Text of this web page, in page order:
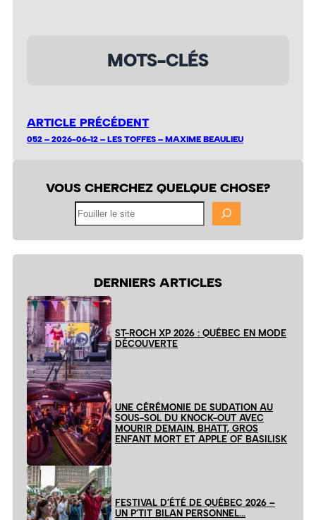
MOTS-CLÉS
ARTICLE PRÉCÉDENT
052 – 2026-06-12 – LES TOFFES – MAXIME BEAULIEU
VOUS CHERCHEZ QUELQUE CHOSE?
DERNIERS ARTICLES
ST-ROCH XP 2026 : QUÉBEC EN MODE
DÉCOUVERTE
UNE CÉRÉMONIE DE SUDATION AU
SOUS-SOL DU KNOCK-OUT AVEC
MOURIR DEMAIN, BHATT, GROS
ENFANT MORT ET APPLE OF BASILISK
FESTIVAL D’ÉTÉ DE QUÉBEC 2026 –
UN P’TIT BILAN PERSONNEL…